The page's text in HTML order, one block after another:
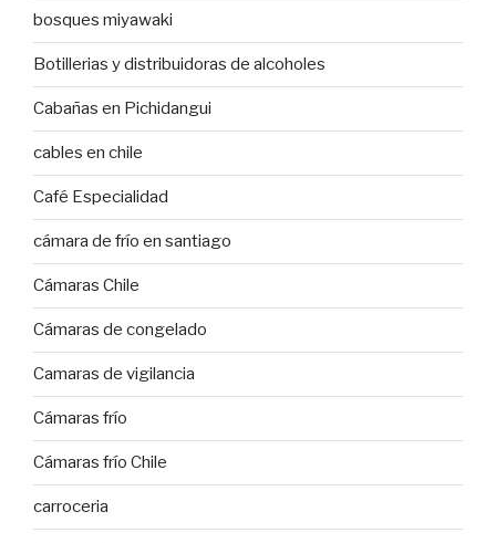
bosques miyawaki
Botillerias y distribuidoras de alcoholes
Cabañas en Pichidangui
cables en chile
Café Especialidad
cámara de frío en santiago
Cámaras Chile
Cámaras de congelado
Camaras de vigilancia
Cámaras frío
Cámaras frío Chile
carroceria